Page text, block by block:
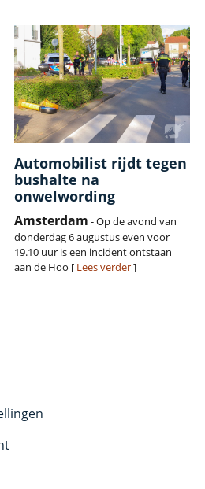
Automobilist rijdt tegen
bushalte na
onwelwording
Amsterdam - Op de avond van
donderdag 6 augustus even voor
19.10 uur is een incident ontstaan
aan de Hoo [ Lees verder]